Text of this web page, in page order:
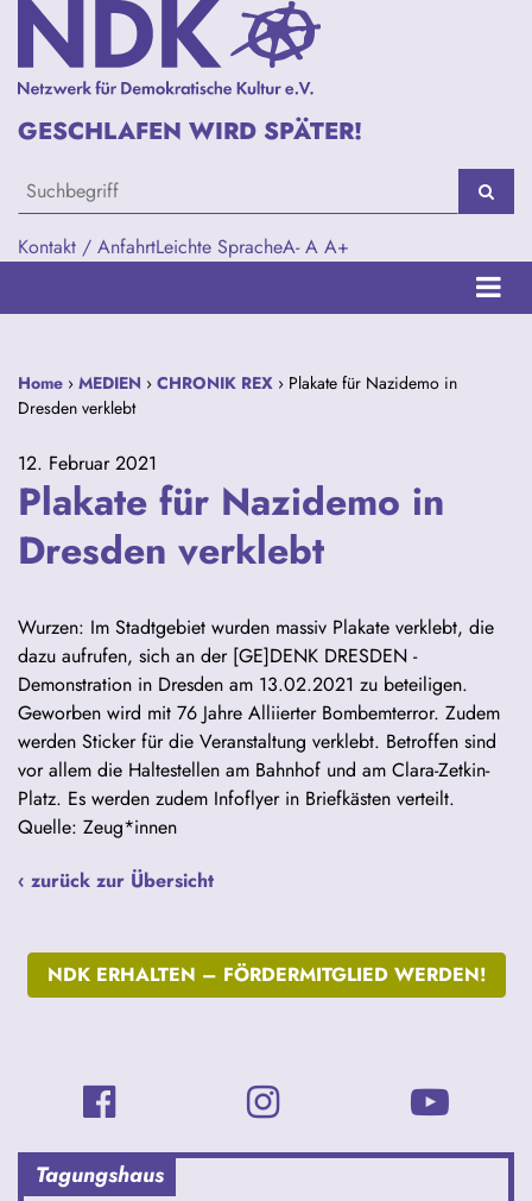
Kontakt / AnfahrtLeichte SpracheA- A A+
GESCHLAFEN WIRD SPÄTER!
Home › MEDIEN › CHRONIK REX › Plakate für Nazidemo in
Dresden verklebt
12. Februar 2021
Plakate für Nazidemo in
Dresden verklebt
Wurzen: Im Stadtgebiet wurden massiv Plakate verklebt, die
dazu aufrufen, sich an der [GE]DENK DRESDEN -
Demonstration in Dresden am 13.02.2021 zu beteiligen.
Geworben wird mit 76 Jahre Alliierter Bombemterror. Zudem
werden Sticker für die Veranstaltung verklebt. Betroffen sind
vor allem die Haltestellen am Bahnhof und am Clara-Zetkin-
Platz. Es werden zudem Infoflyer in Briefkästen verteilt.
Quelle: Zeug*innen
‹ zurück zur Übersicht
NDK ERHALTEN – FÖRDERMITGLIED WERDEN!
Tagungshaus